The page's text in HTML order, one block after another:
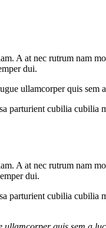
A at nec rutrum nam
dui.
ullamcorper quis sem
parturient cubilia cubilia
A at nec rutrum nam
dui.
parturient cubilia cubilia